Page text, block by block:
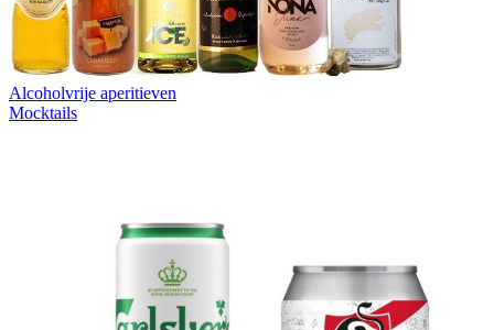
Alcoholvrije aperitieven
Mocktails